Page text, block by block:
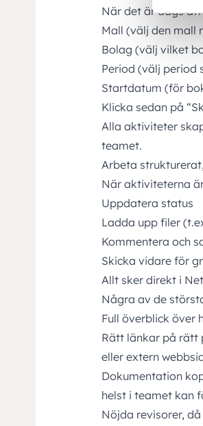
När det är dags
Mall (välj den mall
Bolag (välj vilket
Period (välj period
Startdatum (för
Klicka sedan på
Alla aktiviteter
teamet.
Arbeta
När aktiviteterna
Uppdatera status
Ladda upp filer
Kommentera och
Skicka vidare för
Allt sker direkt i
Några av de
Full överblick över
Rätt länkar på rätt
eller extern
Dokumentation
helst i teamet kan
Nöjda revisorer,